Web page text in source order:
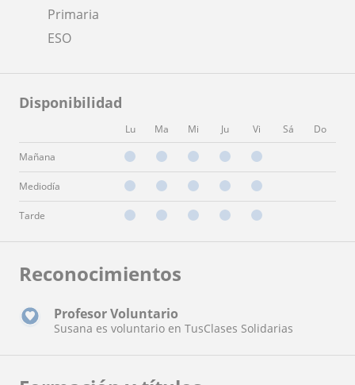
Primaria
ESO
Disponibilidad
Lu Ma Mi Ju Vi Sá Do
Mañana
Mediodía
Tarde
Reconocimientos
Profesor Voluntario
Susana es voluntario en TusClases Solidarias